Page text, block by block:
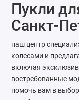
Заправка
Пульты для
Ремонт
Пукли
Санкт-
наш центр
колесами и
включая
востребованные
помочь вам в